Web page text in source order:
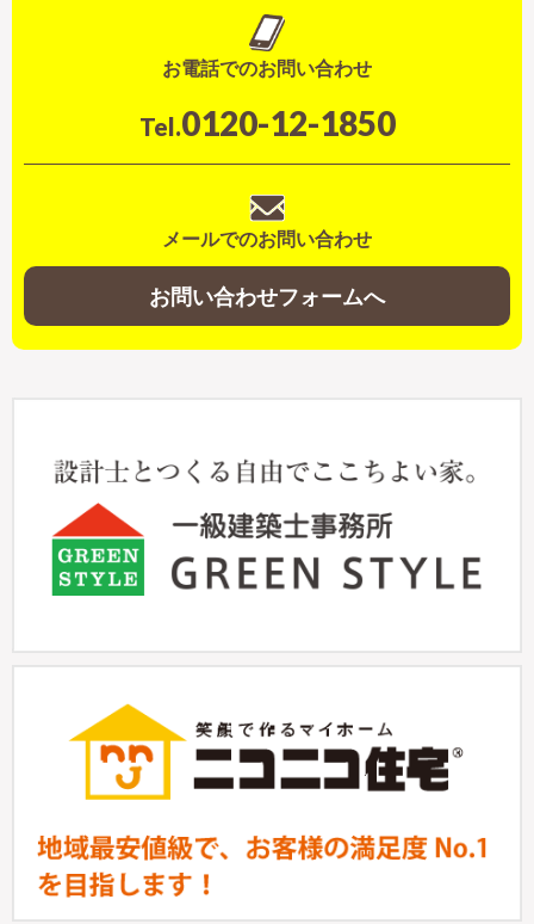
お電話でのお問い合わせ
Tel.0120-12-1850
メールでのお問い合わせ
お問い合わせフォームへ